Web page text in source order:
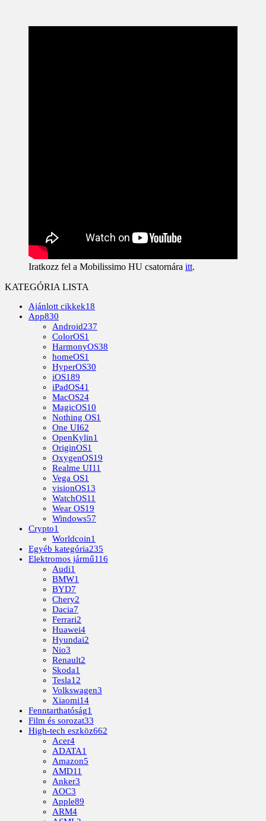
Iratkozz fel a Mobilissimo HU csatornára itt.
KATEGÓRIA LISTA
Ajánlott cikkek18
App830
Android237
ColorOS1
HarmonyOS38
homeOS1
HyperOS30
iOS189
iPadOS41
MacOS24
MagicOS10
Nothing OS1
One UI62
OpenKylin1
OriginOS1
OxygenOS19
Realme UI11
Vega OS1
visionOS13
WatchOS11
Wear OS19
Windows57
Crypto1
Worldcoin1
Egyéb kategória235
Elektromos jármű116
Audi1
BMW1
BYD7
Chery2
Dacia7
Ferrari2
Huawei4
Hyundai2
Nio3
Renault2
Skoda1
Tesla12
Volkswagen3
Xiaomi14
Fenntarthatóság1
Film és sorozat33
High-tech eszköz662
Acer4
ADATA1
Amazon5
AMD11
Anker3
AOC3
Apple89
ARM4